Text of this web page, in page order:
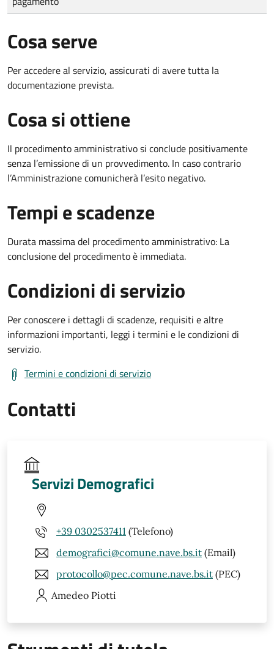
Cosa serve
Per accedere al servizio, assicurati di avere tutta la
documentazione prevista.
Cosa si ottiene
Il procedimento amministrativo si conclude positivamente
senza l’emissione di un provvedimento. In caso contrario
l’Amministrazione comunicherà l’esito negativo.
Tempi e scadenze
Durata massima del procedimento amministrativo: La
conclusione del procedimento è immediata.
Condizioni di servizio
Per conoscere i dettagli di scadenze, requisiti e altre
informazioni importanti, leggi i termini e le condizioni di
servizio.
Termini e condizioni di servizio
Contatti
Servizi Demografici
+39 0302537411 (Telefono)
demografici@comune.nave.bs.it (Email)
protocollo@pec.comune.nave.bs.it (PEC)
Amedeo Piotti